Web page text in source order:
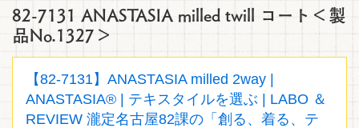
82-7131 ANASTASIA milled twill コート＜製
品No.1327＞
【82-7131】ANASTASIA milled 2way |
ANASTASIA® | テキスタイルを選ぶ | LABO ＆
REVIEW 瀧定名古屋82課の「創る、着る、テ